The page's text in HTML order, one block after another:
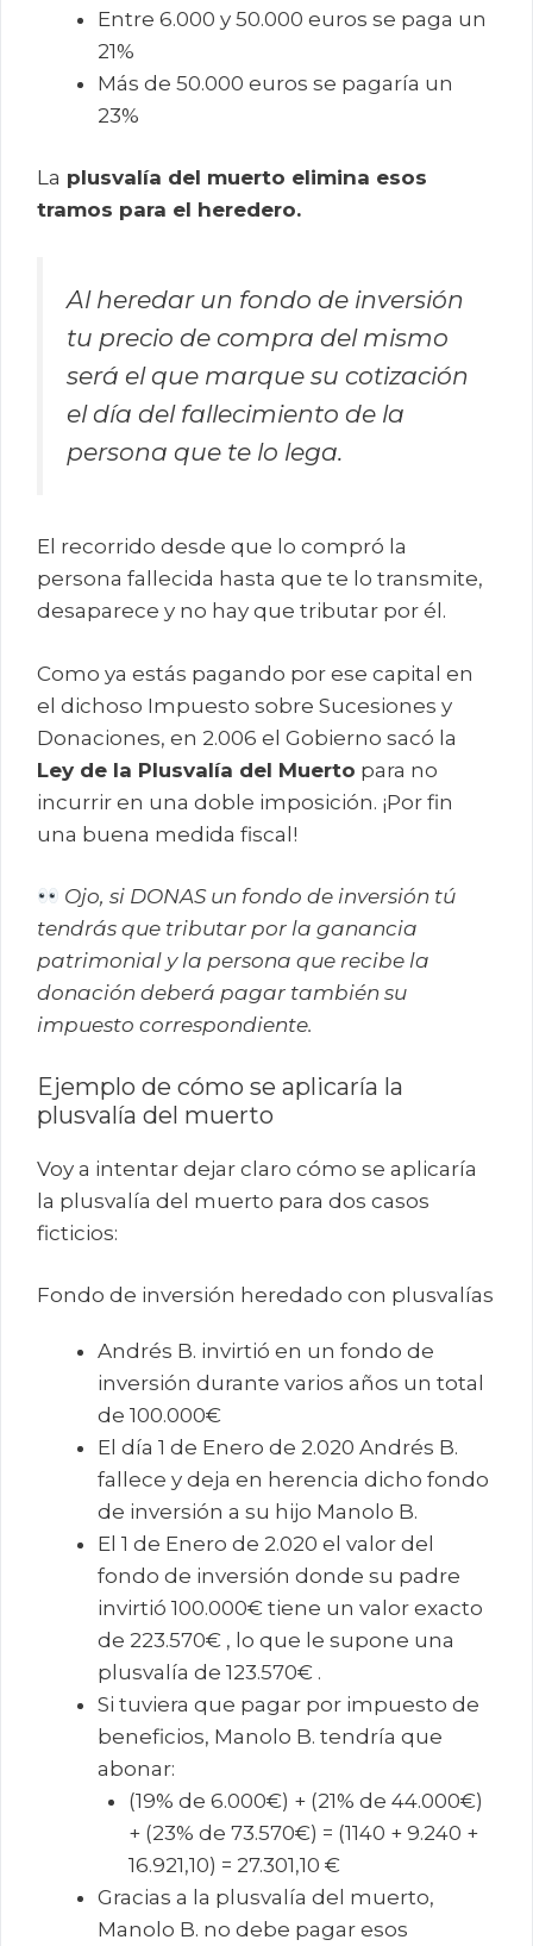
Entre 6.000 y 50.000 euros se paga un
21%
Más de 50.000 euros se pagaría un
23%
La plusvalía del muerto elimina esos
tramos para el heredero.
Al heredar un fondo de inversión
tu precio de compra del mismo
será el que marque su cotización
el día del fallecimiento de la
persona que te lo lega.
El recorrido desde que lo compró la
persona fallecida hasta que te lo transmite,
desaparece y no hay que tributar por él.
Como ya estás pagando por ese capital en
el dichoso Impuesto sobre Sucesiones y
Donaciones, en 2.006 el Gobierno sacó la
Ley de la Plusvalía del Muerto para no
incurrir en una doble imposición. ¡Por fin
una buena medida fiscal!
Ojo, si DONAS un fondo de inversión tú
tendrás que tributar por la ganancia
patrimonial y la persona que recibe la
donación deberá pagar también su
impuesto correspondiente.
Ejemplo de cómo se aplicaría la
plusvalía del muerto
Voy a intentar dejar claro cómo se aplicaría
la plusvalía del muerto para dos casos
ficticios:
Fondo de inversión heredado con plusvalías
Andrés B. invirtió en un fondo de
inversión durante varios años un total
de 100.000€
El día 1 de Enero de 2.020 Andrés B.
fallece y deja en herencia dicho fondo
de inversión a su hijo Manolo B.
El 1 de Enero de 2.020 el valor del
fondo de inversión donde su padre
invirtió 100.000€ tiene un valor exacto
de 223.570€ , lo que le supone una
plusvalía de 123.570€ .
Si tuviera que pagar por impuesto de
beneficios, Manolo B. tendría que
abonar:
(19% de 6.000€) + (21% de 44.000€)
+ (23% de 73.570€) = (1140 + 9.240 +
16.921,10) = 27.301,10 €
Gracias a la plusvalía del muerto,
Manolo B. no debe pagar esos